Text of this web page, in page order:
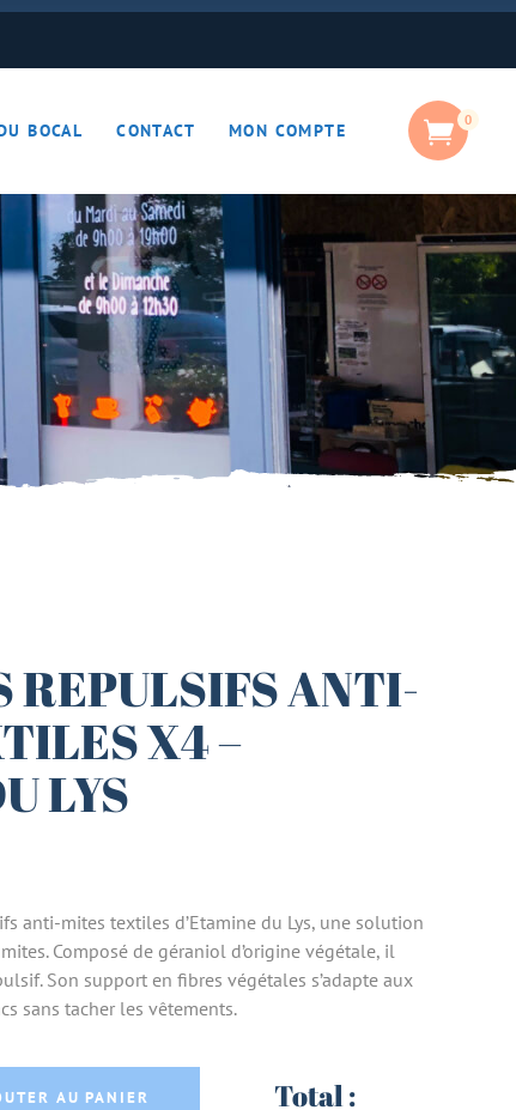
BOCAL CONTACT MON COMPTE 0
REPULSIFS ANTI-
X4 –
LYS
anti-mites textiles d’Etamine du Lys, une solution
Composé de géraniol d’origine végétale, il
Son support en fibres végétales s’adapte aux
sans tacher les vêtements.
ANTI-MITES TEXTILES X4 - ETAMINE DU
AU PANIER Total :